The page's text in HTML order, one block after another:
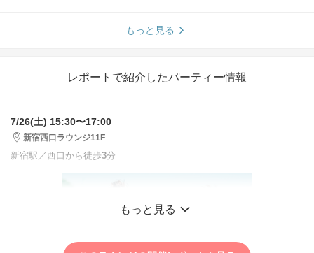
もっと見る
レポートで紹介したパーティー情報
7/26(土) 15:30〜17:00
新宿西口ラウンジ11F
新宿駅／西口から徒歩3分
もっと見る